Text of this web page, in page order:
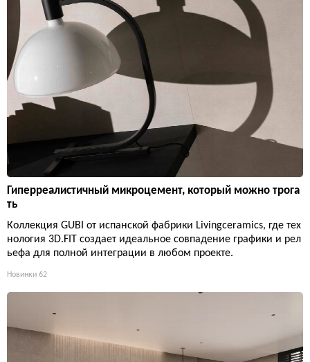
Гиперреалистичный микроцемент, который можно трога
ть
Коллекция GUBI от испанской фабрики Livingceramics, где тех
нология 3D.FIT создает идеальное совпадение графики и рел
ьефа для полной интеграции в любом проекте.
Новинки 62